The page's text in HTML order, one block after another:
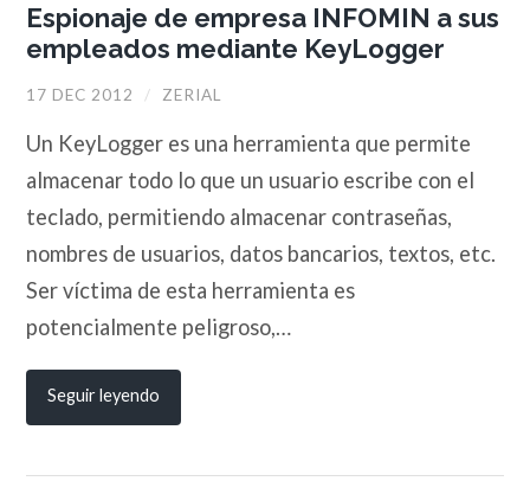
Espionaje de empresa INFOMIN a sus
empleados mediante KeyLogger
17 DEC 2012 / ZERIAL
Un KeyLogger es una herramienta que permite
almacenar todo lo que un usuario escribe con el
teclado, permitiendo almacenar contraseñas,
nombres de usuarios, datos bancarios, textos, etc.
Ser víctima de esta herramienta es
potencialmente peligroso,…
Seguir leyendo